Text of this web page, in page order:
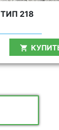
ТИП 218